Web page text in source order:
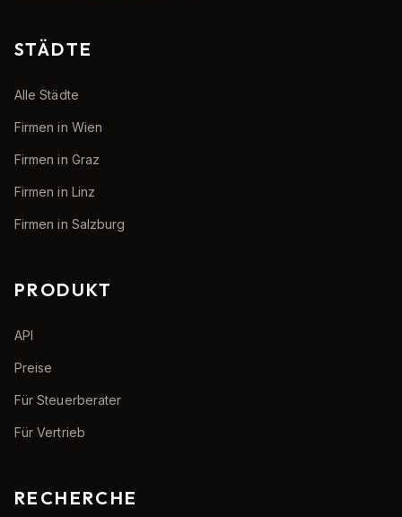
STÄDTE
Alle Städte
Firmen in Wien
Firmen in Graz
Firmen in Linz
Firmen in Salzburg
PRODUKT
API
Preise
Für Steuerberater
Für Vertrieb
RECHERCHE